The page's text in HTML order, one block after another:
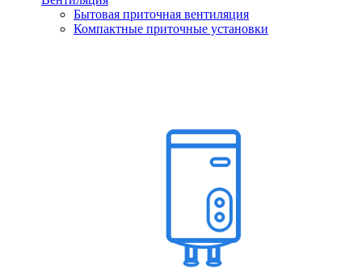
Бытовая приточная вентиляция
Компактные приточные установки